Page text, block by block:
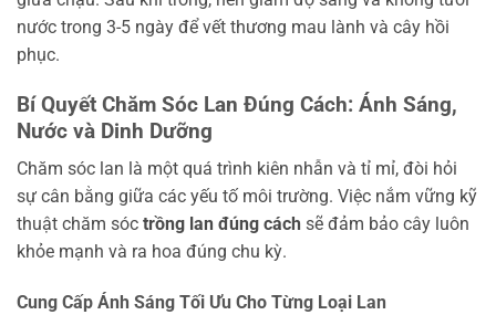
nước trong 3-5 ngày để vết thương mau lành và cây hồi
phục.
Bí Quyết Chăm Sóc Lan Đúng Cách: Ánh Sáng,
Nước và Dinh Dưỡng
Chăm sóc lan là một quá trình kiên nhẫn và tỉ mỉ, đòi hỏi
sự cân bằng giữa các yếu tố môi trường. Việc nắm vững kỹ
thuật chăm sóc trồng lan đúng cách sẽ đảm bảo cây luôn
khỏe mạnh và ra hoa đúng chu kỳ.
Cung Cấp Ánh Sáng Tối Ưu Cho Từng Loại Lan